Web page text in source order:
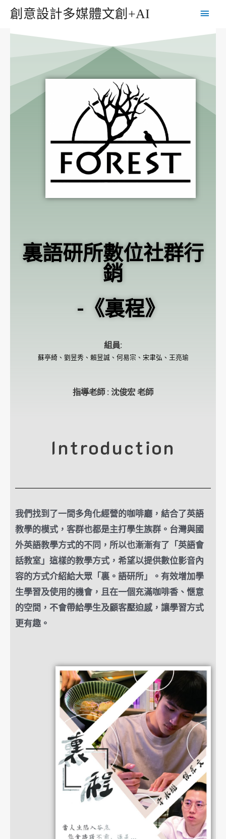
創意設計多媒體文創+AI
裏語研所數位社群行
銷
-《裏程》
組員:
蘇亭綺、劉昱秀、賴昱誠、何易宗、宋聿弘、王亮瑜
指導老師 : 沈俊宏 老師
Introduction
我們找到了一間多角化經營的咖啡廳，結合了英語
教學的模式，客群也都是主打學生族群。台灣與國
外英語教學方式的不同，所以也漸漸有了「英語會
話教室」這樣的教學方式，希望以提供數位影音內
容的方式介紹給大眾「裏。語研所」。有效增加學
生學習及使用的機會，且在一個充滿咖啡香、愜意
的空間，不會帶給學生及顧客壓迫感，讓學習方式
更有趣。